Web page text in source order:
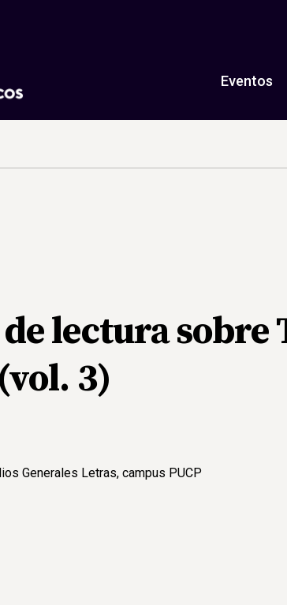
Eventos
lectura sobre
3)
Generales Letras, campus PUCP